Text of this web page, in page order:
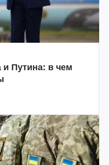
Путина: в чем